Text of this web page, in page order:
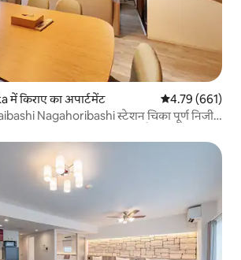
किराए का अपार्टमेंट औसत रेटिंग 5 में से
4.79 (661)
Nagahoribashi स्टेशन चिका पूर्ण निजी
अपार्टमेंट।